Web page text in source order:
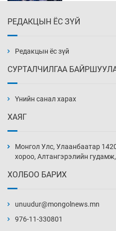
3 цаг 6 мин
3 цаг 36 мин
3 цаг 51 мин
4 цаг 6 мин
РЕДАКЦЫН ЁС ЗҮЙ
Редакцын ёс зүй
СУРТАЛЧИЛГАА
Үнийн санал харах
ХАЯГ
Монгол Улс, Улаанбаатар
хороо, Алтангэрэлийн
ХОЛБОО БАРИХ
unuudur@mongolnews.mn
976-11-330801